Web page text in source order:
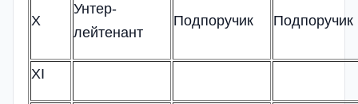
X
Унтер-
лейтенант
Подпоручик Подпоручик
XI